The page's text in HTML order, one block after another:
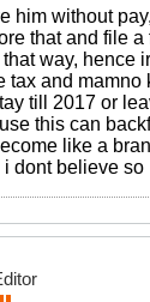
him without
that and file
way, hence
tax and mamno
till 2017 or
this can
like a
i dont believe so